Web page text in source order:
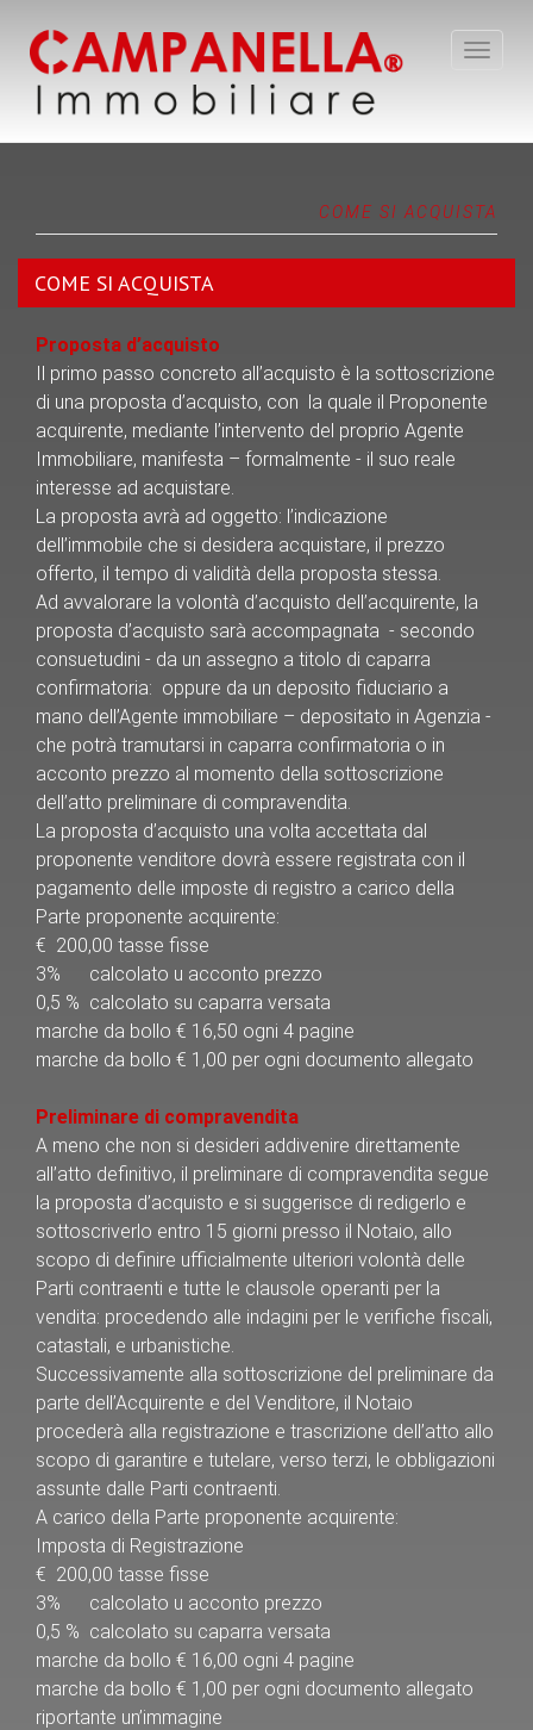
Toggle
COME SI ACQUISTA
COME SI ACQUISTA
Proposta d’acquisto
Il primo passo concreto all’acquisto è la sottoscrizione
di una proposta d’acquisto, con la quale il Proponente
acquirente, mediante l’intervento del proprio Agente
Immobiliare, manifesta – formalmente - il suo reale
interesse ad acquistare.
La proposta avrà ad oggetto: l’indicazione
dell’immobile che si desidera acquistare, il prezzo
offerto, il tempo di validità della proposta stessa.
Ad avvalorare la volontà d’acquisto dell’acquirente, la
proposta d’acquisto sarà accompagnata - secondo
consuetudini - da un assegno a titolo di caparra
confirmatoria: oppure da un deposito fiduciario a
mano dell’Agente immobiliare – depositato in Agenzia -
che potrà tramutarsi in caparra confirmatoria o in
acconto prezzo al momento della sottoscrizione
dell’atto preliminare di compravendita.
La proposta d’acquisto una volta accettata dal
proponente venditore dovrà essere registrata con il
pagamento delle imposte di registro a carico della
Parte proponente acquirente:
€ 200,00 tasse fisse
3% calcolato u acconto prezzo
0,5 % calcolato su caparra versata
marche da bollo € 16,50 ogni 4 pagine
marche da bollo € 1,00 per ogni documento allegato
Preliminare di compravendita
A meno che non si desideri addivenire direttamente
all’atto definitivo, il preliminare di compravendita segue
la proposta d’acquisto e si suggerisce di redigerlo e
sottoscriverlo entro 15 giorni presso il Notaio, allo
scopo di definire ufficialmente ulteriori volontà delle
Parti contraenti e tutte le clausole operanti per la
vendita: procedendo alle indagini per le verifiche fiscali,
catastali, e urbanistiche.
Successivamente alla sottoscrizione del preliminare da
parte dell’Acquirente e del Venditore, il Notaio
procederà alla registrazione e trascrizione dell’atto allo
scopo di garantire e tutelare, verso terzi, le obbligazioni
assunte dalle Parti contraenti.
A carico della Parte proponente acquirente:
Imposta di Registrazione
€ 200,00 tasse fisse
3% calcolato u acconto prezzo
0,5 % calcolato su caparra versata
marche da bollo € 16,00 ogni 4 pagine
marche da bollo € 1,00 per ogni documento allegato
riportante un’immagine